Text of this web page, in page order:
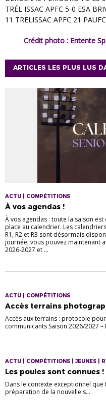
Crédit photo : Entente
ARTICLES LES PLUS LUS
ACTU | COMPÉTITIONS
À vos agendas !
À vos agendas : toute la saison
place au calendrier. Les
R1, R2 et R3 sont désormais
journée, vous pouvez maintenant
2026-2027 et ...
ACTU | COMPÉTITIONS
Accès terrains
Accès aux terrains : protocole
communicants Saison 2026/2027 –
ACTU | COMPÉTITIONS | JEUNES |
Les poules sont connues !
Dans le contexte exceptionnel
préparation de la nouvelle s...